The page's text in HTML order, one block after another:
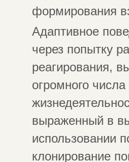
формирования
Адаптивное
через попытку
реагирования,
огромного
выраженный в
использовании
клонирование